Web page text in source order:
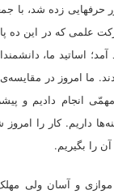
زده شد، با
علمى که در این ده
اساتید ما،
ما امروز در
انجام دادیم و
داریم. کار را امروز
را بگیریم.
و آسان ولى